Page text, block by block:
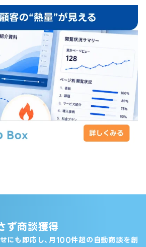
ず商談獲得
にも即応し、月100件超の自動商談を創